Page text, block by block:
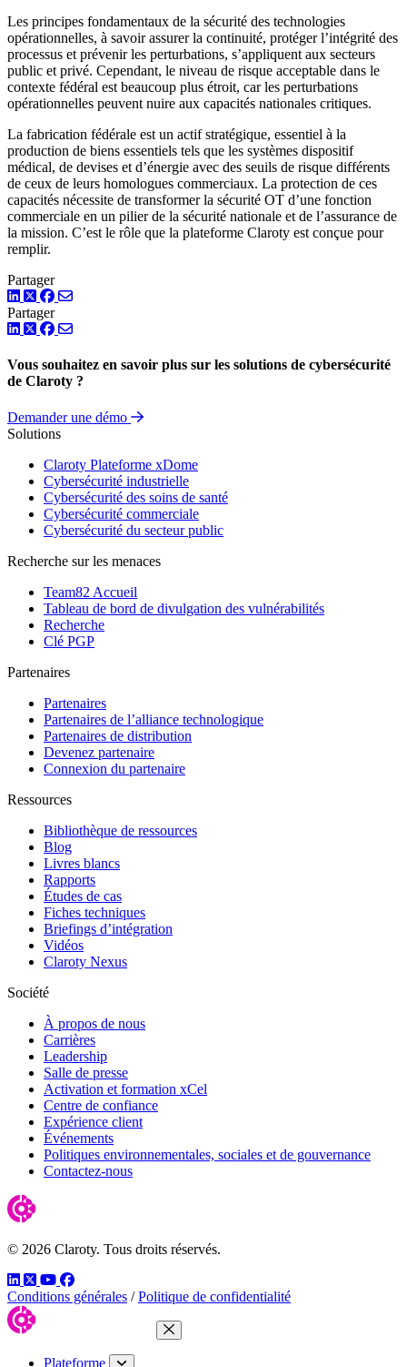
Les principes fondamentaux de la sécurité des technologies
opérationnelles, à savoir assurer la continuité, protéger l’intégrité des
processus et prévenir les perturbations, s’appliquent aux secteurs
public et privé. Cependant, le niveau de risque acceptable dans le
contexte fédéral est beaucoup plus étroit, car les perturbations
opérationnelles peuvent nuire aux capacités nationales critiques.
La fabrication fédérale est un actif stratégique, essentiel à la
production de biens essentiels tels que les systèmes dispositif
médical, de devises et d’énergie avec des seuils de risque différents
de ceux de leurs homologues commerciaux. La protection de ces
capacités nécessite de transformer la sécurité OT d’une fonction
commerciale en un pilier de la sécurité nationale et de l’assurance de
la mission. C’est le rôle que la plateforme Claroty est conçue pour
remplir.
Partager
LinkedIn
TwitterFacebook
Partager
LinkedIn
TwitterFacebook
Vous souhaitez en savoir plus sur les solutions de cybersécurité
de Claroty ?
Demander une démo
Solutions
Claroty Plateforme xDome
Cybersécurité industrielle
Cybersécurité des soins de santé
Cybersécurité commerciale
Cybersécurité du secteur public
Recherche sur les menaces
Team82 Accueil
Tableau de bord de divulgation des vulnérabilités
Recherche
Clé PGP
Partenaires
Partenaires
Partenaires de l’alliance technologique
Partenaires de distribution
Devenez partenaire
Connexion du partenaire
Ressources
Bibliothèque de ressources
Blog
Livres blancs
Rapports
Études de cas
Fiches techniques
Briefings d’intégration
Vidéos
Claroty Nexus
Société
À propos de nous
Carrières
Leadership
Salle de presse
Activation et formation xCel
Centre de confiance
Expérience client
Événements
Politiques environnementales, sociales et de gouvernance
Contactez-nous
© 2026 Claroty. Tous droits réservés.
LinkedIn
TwitterYouTube
Facebook
Conditions générales / Politique de confidentialité
Fermer le menu
Plateforme